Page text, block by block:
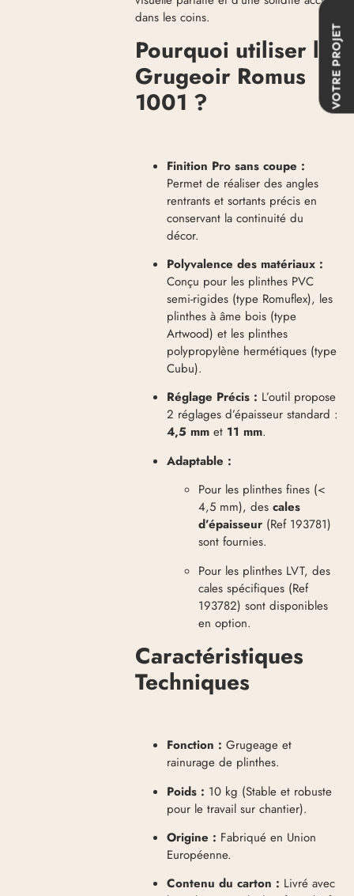
VOTRE PROJET
dans les coins.
Pourquoi utiliser le
Grugeoir Romus
1001 ?
Finition Pro sans coupe :
Permet de réaliser des angles
rentrants et sortants précis en
conservant la continuité du
décor.
Polyvalence des matériaux :
Conçu pour les plinthes PVC
semi-rigides (type Romuflex), les
plinthes à âme bois (type
Artwood) et les plinthes
polypropylène hermétiques (type
Cubu).
Réglage Précis : L’outil propose
2 réglages d’épaisseur standard :
4,5 mmet 11 mm.
Adaptable :
Pour les plinthes fines (<
4,5 mm), des cales
d’épaisseur(Ref 193781)
sont fournies.
Pour les plinthes LVT, des
cales spécifiques (Ref
193782) sont disponibles
en option.
Caractéristiques
Techniques
Fonction : Grugeage et
rainurage de plinthes.
Poids : 10 kg (Stable et robuste
pour le travail sur chantier).
Origine : Fabriqué en Union
Européenne.
Contenu du carton : Livré avec